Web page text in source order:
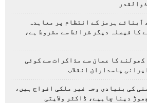
آبنائے ہرمز کے انتظام پر معاہدہ
کا فیصلہ دیگر شرائط سے مشروط ہے،
کھولنے کا عمان سے مذاکرات سے کوئی
پاسداران انقلاب
کی بنیادی وجہ غیر ملکی افواج ہیں،
دینا چاہیے، ڈاکٹر ولایتی